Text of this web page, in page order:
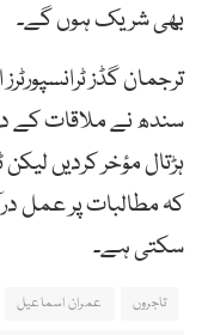
بھی شریک ہوں گے۔
ترجمان گڈز
سندھ نے ملاقات کے
ہڑتال مؤخر کردیں لیکن
کہ مطالبات پر عمل
سکتی ہے۔
تاجروں عمران اسماعیل